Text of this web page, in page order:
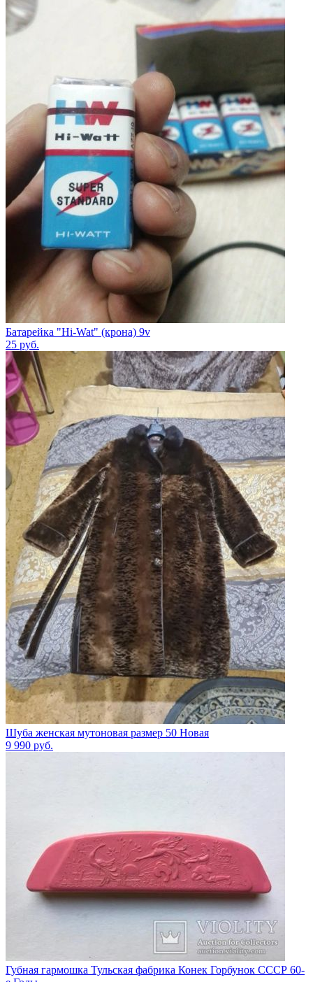
Батарейка "Hi-Wat" (крона) 9v
25 руб.
Шуба женская мутоновая размер 50 Новая
9 990 руб.
Губная гармошка Тульская фабрика Конек Горбунок СССР 60-